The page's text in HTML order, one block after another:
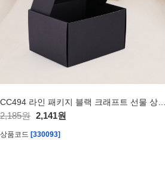
2,185원 2,141원
상품코드 [330093]